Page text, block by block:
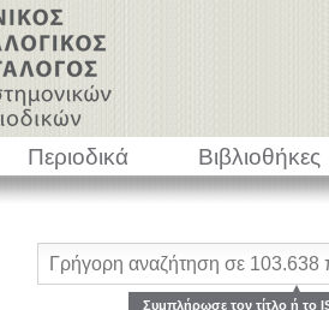
Περιοδικά Βιβλιοθήκες
Συμπλήρωσε τον τίτλο ή το